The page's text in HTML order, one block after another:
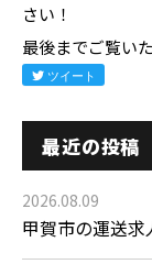
さい！
最後までご覧い
ツイート
最近の投稿
2026.08.09
甲賀市の運送